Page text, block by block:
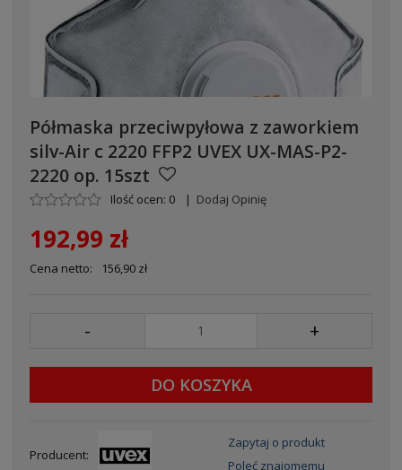
Półmaska przeciwpyłowa z zaworkiem
silv-Air c 2220 FFP2 UVEX UX-MAS-P2-
2220 op. 15szt
Ilość ocen: 0 | Dodaj Opinię
192,99 zł
Cena netto: 156,90 zł
- +
DO KOSZYKA
Producent:
Zapytaj o produkt
Poleć znajomemu